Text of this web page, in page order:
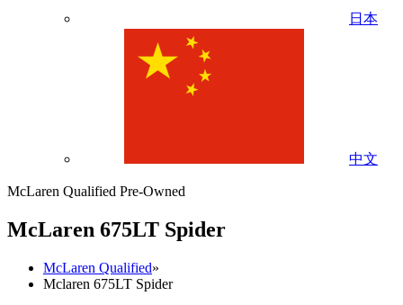
日本
中文
McLaren Qualified Pre-Owned
McLaren 675LT Spider
McLaren Qualified»
Mclaren 675LT Spider